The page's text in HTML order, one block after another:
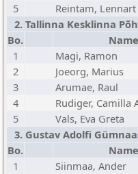
5
Reintam, Lennart
2. Tallinna Kesklinna
Bo.
Name
1
Magi, Ramon
2
Joeorg, Marius
3
Arumae, Raul
4
Rudiger, Camilla
5
Vals, Eva Greta
3. Gustav Adolfi
Bo.
Name
1
Siinmaa, Ander